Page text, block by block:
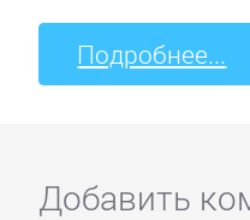
Подробнее...
Добавить